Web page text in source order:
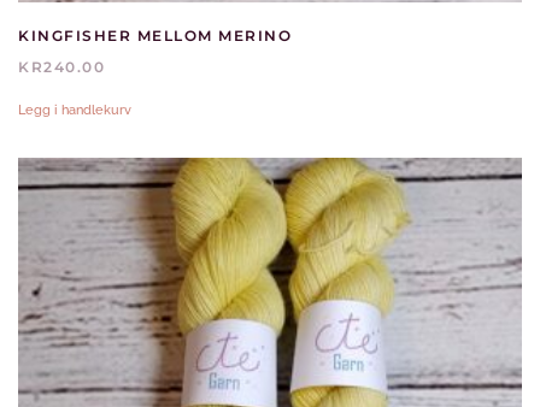
KINGFISHER MELLOM MERINO
KR240.00
Legg i handlekurv